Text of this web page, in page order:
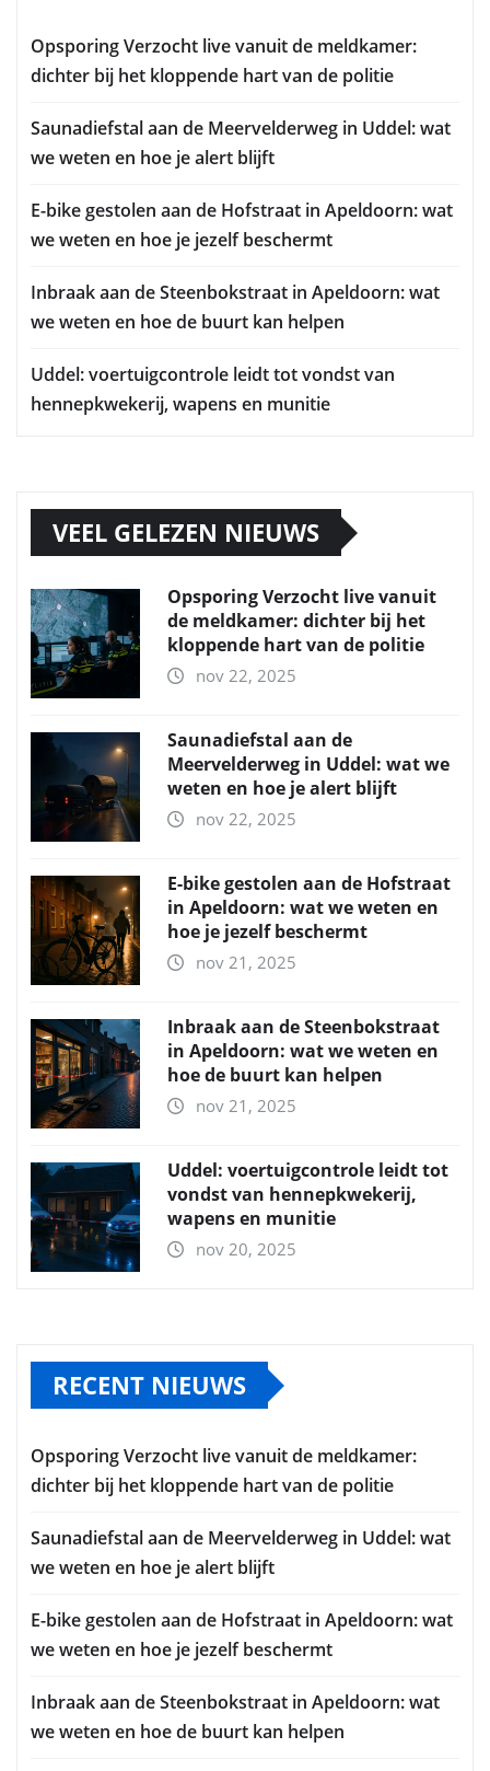
Opsporing Verzocht live vanuit de meldkamer:
dichter bij het kloppende hart van de politie
Saunadiefstal aan de Meervelderweg in Uddel: wat
we weten en hoe je alert blijft
E-bike gestolen aan de Hofstraat in Apeldoorn: wat
we weten en hoe je jezelf beschermt
Inbraak aan de Steenbokstraat in Apeldoorn: wat
we weten en hoe de buurt kan helpen
Uddel: voertuigcontrole leidt tot vondst van
hennepkwekerij, wapens en munitie
VEEL GELEZEN NIEUWS
Opsporing Verzocht live vanuit
de meldkamer: dichter bij het
kloppende hart van de politie
nov 22, 2025
Saunadiefstal aan de
Meervelderweg in Uddel: wat we
weten en hoe je alert blijft
nov 22, 2025
E-bike gestolen aan de Hofstraat
in Apeldoorn: wat we weten en
hoe je jezelf beschermt
nov 21, 2025
Inbraak aan de Steenbokstraat
in Apeldoorn: wat we weten en
hoe de buurt kan helpen
nov 21, 2025
Uddel: voertuigcontrole leidt tot
vondst van hennepkwekerij,
wapens en munitie
nov 20, 2025
RECENT NIEUWS
Opsporing Verzocht live vanuit de meldkamer:
dichter bij het kloppende hart van de politie
Saunadiefstal aan de Meervelderweg in Uddel: wat
we weten en hoe je alert blijft
E-bike gestolen aan de Hofstraat in Apeldoorn: wat
we weten en hoe je jezelf beschermt
Inbraak aan de Steenbokstraat in Apeldoorn: wat
we weten en hoe de buurt kan helpen